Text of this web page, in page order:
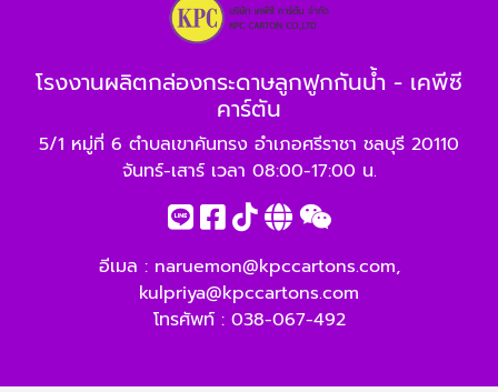
โรงงานผลิตกล่องกระดาษลูกฟูกกันน้ำ - เคพีซี
คาร์ตัน
5/1 หมู่ที่ 6 ตำบลเขาคันทรง อำเภอศรีราชา ชลบุรี 20110
จันทร์-เสาร์ เวลา 08:00-17:00 น.
อีเมล : naruemon@kpccartons.com,
kulpriya@kpccartons.com
โทรศัพท์ : 038-067-492